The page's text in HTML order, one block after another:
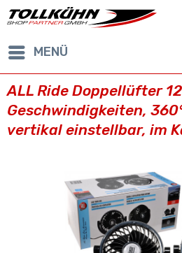
MENÜ
ALL Ride Doppellüfter
Geschwindigkeiten,
vertikal einstellbar, im